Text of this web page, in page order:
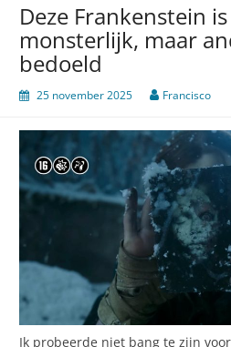
Deze Frankenstein
monsterlijk, maar
bedoeld
25 november 2025 Francisco
Ik probeerde niet bang te zijn